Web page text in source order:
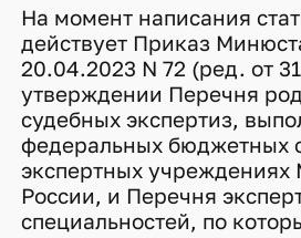
На момент написания
действует Приказ
20.04.2023 N 72 (ред. от
утверждении Перечня
судебных экспертиз,
федеральных бюджетных
экспертных учреждениях
России, и Перечня
специальностей, по